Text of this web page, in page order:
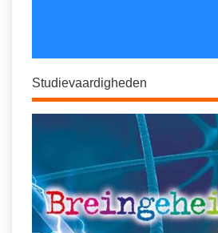
Studievaardigheden